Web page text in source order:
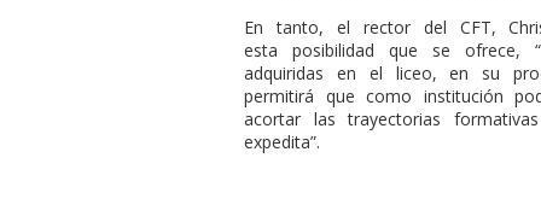
En tanto, el rector del CFT,
esta posibilidad que se ofrece,
adquiridas en el liceo, en su
permitirá que como institución
acortar las trayectorias
expedita”.